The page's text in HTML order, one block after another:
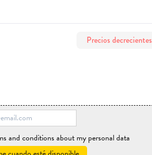
Precios decrecientes
and conditions about my personal data